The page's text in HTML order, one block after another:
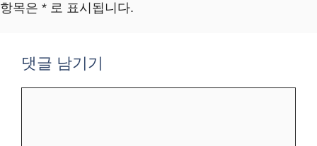
항목은 * 로 표시됩니다.
댓글 남기기